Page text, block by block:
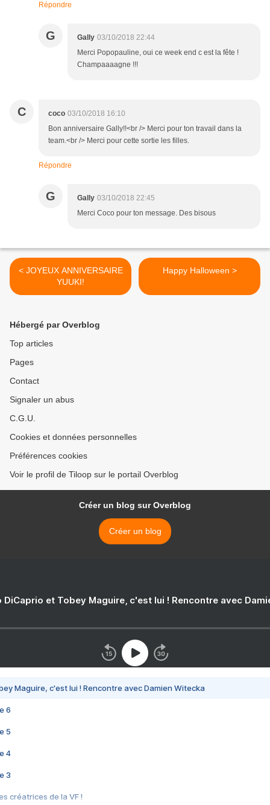
Répondre
G Gally 03/10/2018 22:44
Merci Popopauline, oui ce week end c est la fête !
Champaaaagne !!!
C coco 03/10/2018 16:10
Bon anniversaire Gally!!<br /> Merci pour ton travail dans la
team.<br /> Merci pour cette sortie les filles.
Répondre
G Gally 03/10/2018 22:45
Merci Coco pour ton message. Des bisous
< JOYEUX ANNIVERSAIRE
YUUKI!
Happy Halloween >
Hébergé par Overblog
Top articles
Pages
Contact
Signaler un abus
C.G.U.
Cookies et données personnelles
Préférences cookies
Voir le profil de Tiloop sur le portail Overblog
Créer un blog sur Overblog
Créer un blog
DiCaprio et Tobey Maguire, c'est lui ! Rencontre avec
Maguire, c'est lui ! Rencontre avec Damien Witecka
6
5
4
3
créatrices de la VF !